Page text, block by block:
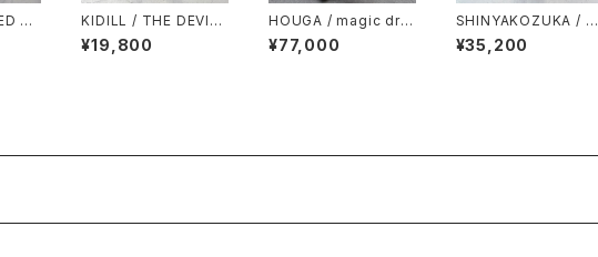
DE
KIDILL / THE DEVIL
T-SHIRT / BLACK
¥19,800
HOUGA / magic dre
ss / red
¥77,000
SHINYAKOZUKA / or
dinary home foot s
oldier(ISSUE#9) / bl
¥35,200